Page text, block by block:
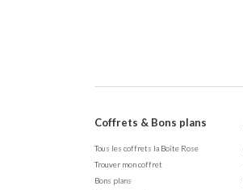
Coffrets & Bons plans
Tous les coffrets la Boîte Rose
Trouver mon coffret
Bons plans